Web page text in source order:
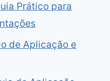
Prático para
de Aplicação e